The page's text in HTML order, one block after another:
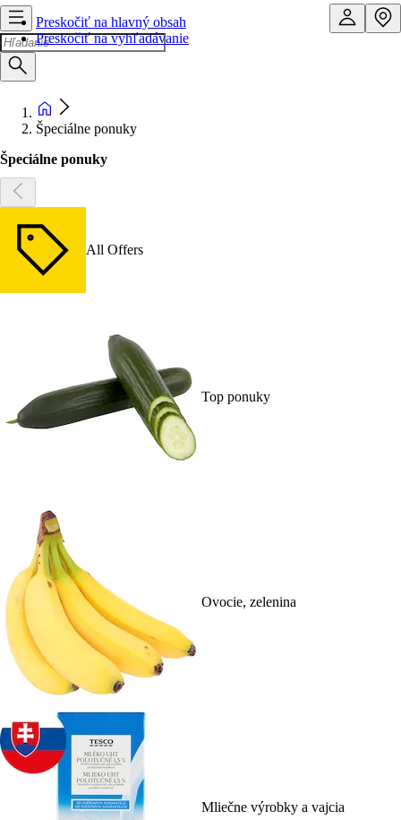
Preskočiť na hlavný obsah
Preskočiť na vyhľadávanie
Špeciálne ponuky
Špeciálne ponuky
All Offers
Top ponuky
Ovocie, zelenina
Mliečne výrobky a vajcia